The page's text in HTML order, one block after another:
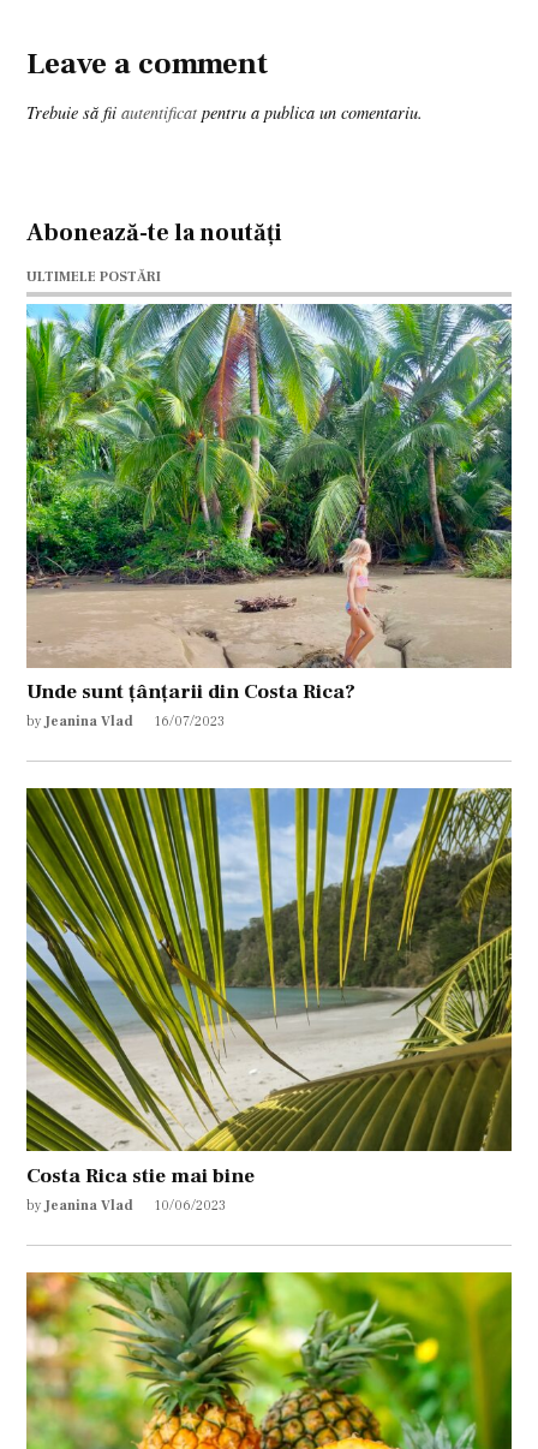
Leave
comment
Trebuie să fiiautentificat pentru a publica un comentariu.
Leave a comment
Abonează-te la noutăți
ULTIMELE POSTĂRI
Unde sunt țânțarii din Costa Rica?
by Jeanina Vlad 16/07/2023
Costa Rica stie mai bine
by Jeanina Vlad 10/06/2023